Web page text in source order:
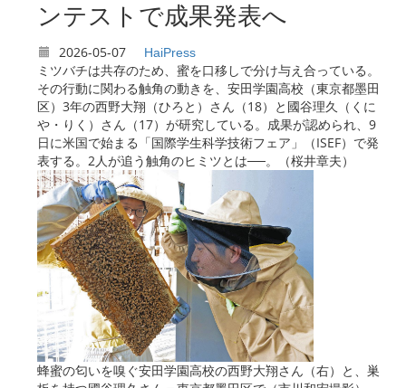
ンテストで成果発表へ
2026-05-07 HaiPress
ミツバチは共存のため、蜜を口移しで分け与え合っている。
その行動に関わる触角の動きを、安田学園高校（東京都墨田
区）3年の西野大翔（ひろと）さん（18）と國谷理久（くに
や・りく）さん（17）が研究している。成果が認められ、9
日に米国で始まる「国際学生科学技術フェア」（ISEF）で発
表する。2人が追う触角のヒミツとは──。（桜井章夫）
蜂蜜の匂いを嗅ぐ安田学園高校の西野大翔さん（右）と、巣